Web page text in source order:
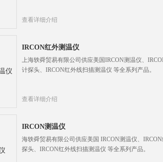
查看详细介绍
IRCON红外测温仪
上海轶舜贸易有限公司供应美国IRCON测温仪、
计探头、IRCON红外线扫描测温仪 等全系列产品。
查看详细介绍
IRCON测温仪
海轶舜贸易有限公司供应美国 IRCON测温仪、
探头、IRCON红外线扫描测温仪 等全系列产品。